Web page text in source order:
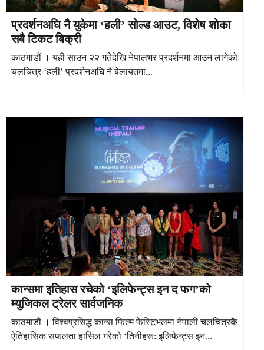
प्रदर्शनअघि नै युकेमा ‘हली’ सोल्ड आउट, विशेष शोका
सबै टिकट बिक्री
काठमाडौं । यही साउन २२ गतेदेखि नेपालभर प्रदर्शनमा आउन लागेको
चलचित्र ‘हली’ प्रदर्शनअघि नै बेलायतमा...
कान्समा इतिहास रचेको ‘इलिफेन्ट्स इन द फग’को
म्युजिकल ट्रेलर सार्वजनिक
काठमाडौं । विश्वप्रसिद्ध कान्स फिल्म फेस्टिभलमा नेपाली चलचित्रकै
ऐतिहासिक सफलता हासिल गरेको ‘तिनीहरू: इलिफेन्ट्स इन...